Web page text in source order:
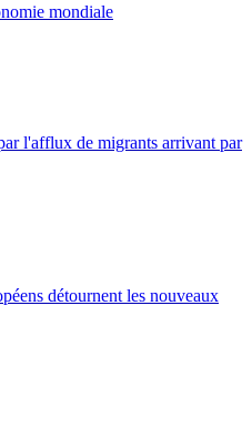
mondiale
l'afflux de migrants arrivant par
détournent les nouveaux